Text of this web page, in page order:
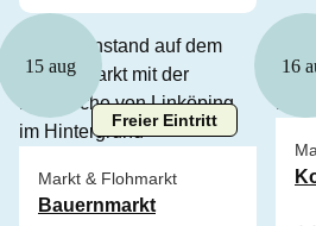
15 aug
Freier Eintritt
Markt & Flohmarkt
Bauernmarkt
16